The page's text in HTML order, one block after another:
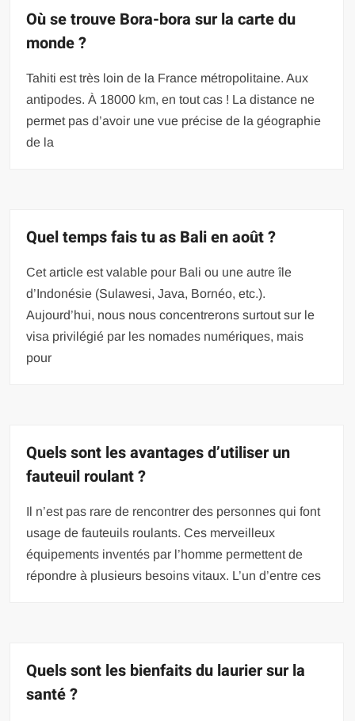
Où se trouve Bora-bora sur la carte du
monde ?
Tahiti est très loin de la France métropolitaine. Aux
antipodes. À 18000 km, en tout cas ! La distance ne
permet pas d’avoir une vue précise de la géographie
de la
Quel temps fais tu as Bali en août ?
Cet article est valable pour Bali ou une autre île
d’Indonésie (Sulawesi, Java, Bornéo, etc.).
Aujourd’hui, nous nous concentrerons surtout sur le
visa privilégié par les nomades numériques, mais
pour
Quels sont les avantages d’utiliser un
fauteuil roulant ?
Il n’est pas rare de rencontrer des personnes qui font
usage de fauteuils roulants. Ces merveilleux
équipements inventés par l’homme permettent de
répondre à plusieurs besoins vitaux. L’un d’entre ces
Quels sont les bienfaits du laurier sur la
santé ?